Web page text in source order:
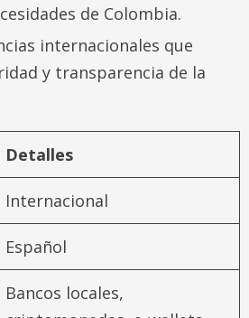
de Colombia.
internacionales que
y transparencia de la
Detalles
Internacional
Español
Bancos locales,